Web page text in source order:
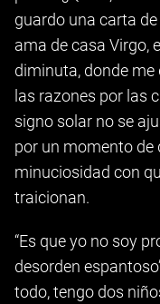
guardo una carta
ama de casa Virgo,
diminuta, donde
las razones por las
signo solar no se
por un momento
minuciosidad con
traicionan.
“Es que yo no soy
desorden
todo, tengo dos